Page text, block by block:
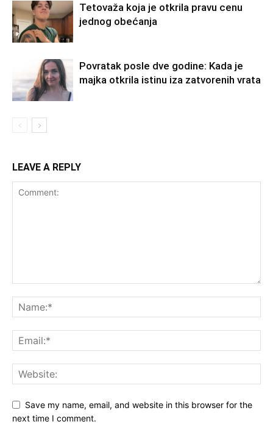
Tetovaža koja je otkrila pravu cenu
jednog obećanja
Povratak posle dve godine: Kada je
majka otkrila istinu iza zatvorenih vrata
LEAVE A REPLY
Save my name, email, and website in this browser for the
next time I comment.